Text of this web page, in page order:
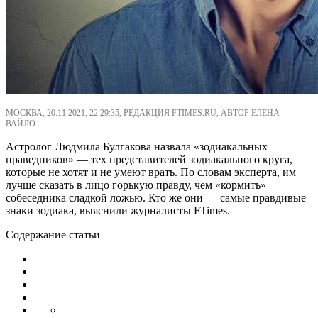
МОСКВА, 20.11.2021, 22:29:35, РЕДАКЦИЯ FTIMES.RU, АВТОР ЕЛЕНА
ВАЙЛО.
Астролог Людмила Булгакова назвала «зодиакальных
праведников» — тех представителей зодиакального круга,
которые не хотят и не умеют врать. По словам эксперта, им
лучше сказать в лицо горькую правду, чем «кормить»
собеседника сладкой ложью. Кто же они — самые правдивые
знаки зодиака, выяснили журналисты FTimes.
Содержание статьи